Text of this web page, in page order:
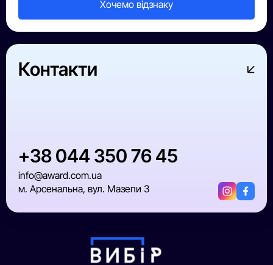
Контакти
+38 044 350 76 45
info@award.com.ua
м. Арсенальна, вул. Мазепи 3